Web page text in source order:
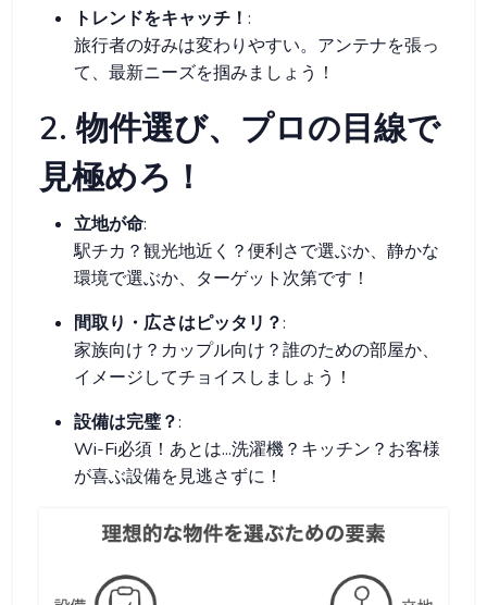
トレンドをキャッチ！ :
旅行者の好みは変わりやすい。アンテナを張っ
て、最新ニーズを掴みましょう！
2. 物件選び、プロの目線で
見極めろ！
立地が命:
駅チカ？観光地近く？便利さで選ぶか、静かな
環境で選ぶか、ターゲット次第です！
間取り・広さはピッタリ？:
家族向け？カップル向け？誰のための部屋か、
イメージしてチョイスしましょう！
設備は完璧？:
Wi-Fi必須！あとは...洗濯機？キッチン？お客様
が喜ぶ設備を見逃さずに！